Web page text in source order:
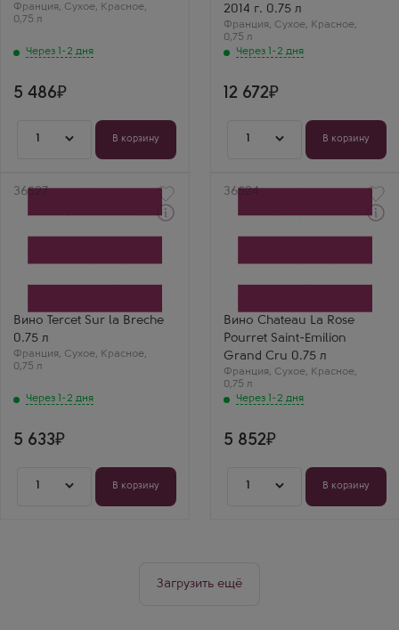
Франция, Сухое, Красное,
0,75 л
Через 1-2 дня
Регион
Бургундия
5 486
1 В корзину
2014 г. 0.75 л
Франция, Сухое, Красное,
0,75 л
Через 1-2 дня
Регион
Бургундия
12 672
1 В корзину
Артикул
36527
Вино Tercet Sur la Breche
0.75 л
Франция, Сухое, Красное,
0,75 л
Через 1-2 дня
Производитель
Страна
Франция
Регион
Бургундия
5 633
1 В корзину
Артикул
36524
Вино Chateau La Rose
Pourret Saint-Emilion
Grand Cru 0.75 л
Франция, Сухое, Красное,
0,75 л
Через 1-2 дня
Эмильон Гран Крю
Мерло
Страна
Франция
Регион
Бургундия
5 852
1 В корзину
Загрузить ещё